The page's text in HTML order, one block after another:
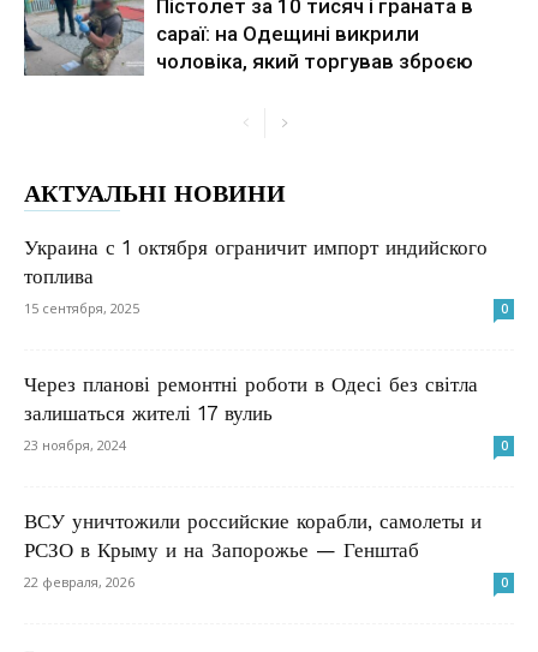
Пістолет за 10 тисяч і граната в
сараї: на Одещині викрили
чоловіка, який торгував зброєю
АКТУАЛЬНІ НОВИНИ
Украина с 1 октября ограничит импорт индийского
топлива
15 сентября, 2025 0
Через планові ремонтні роботи в Одесі без світла
залишаться жителі 17 вулиь
23 ноября, 2024 0
ВСУ уничтожили российские корабли, самолеты и
РСЗО в Крыму и на Запорожье — Генштаб
22 февраля, 2026 0